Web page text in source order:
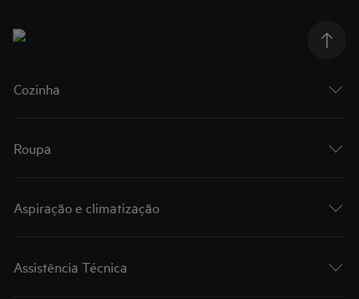
Cozinha
Roupa
Aspiração e climatização
Assistência Técnica